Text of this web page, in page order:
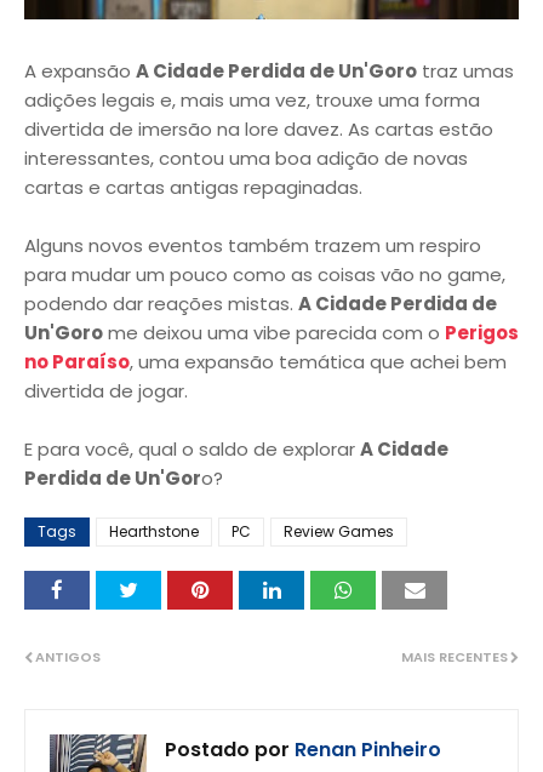
A expansão A Cidade Perdida de Un'Goro traz umas
adições legais e, mais uma vez, trouxe uma forma
divertida de imersão na lore davez. As cartas estão
interessantes, contou uma boa adição de novas
cartas e cartas antigas repaginadas.
Alguns novos eventos também trazem um respiro
para mudar um pouco como as coisas vão no game,
podendo dar reações mistas. A Cidade Perdida de
Un'Gorome deixou uma vibe parecida com o Perigos
no Paraíso, uma expansão temática que achei bem
divertida de jogar.
E para você, qual o saldo de explorarA Cidade
Perdida de Un'Goro?
Tags Hearthstone PC Review Games
MAIS RECENTES
ANTIGOS
Postado por Renan Pinheiro